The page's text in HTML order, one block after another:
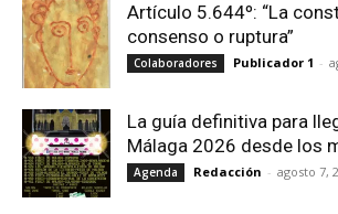
Artículo 5.644º: “La
consenso o ruptura”
Colaboradores Publicador 1 -
La guía definitiva para
Málaga 2026 desde los
Agenda Redacción - agosto 7,